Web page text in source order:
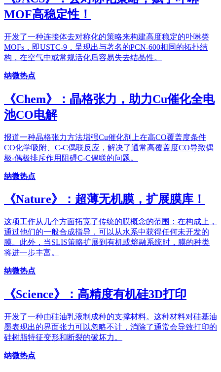
MOF高稳定性！
开发了一种连接体去对称化的策略来构建高度稳定的卟啉类
MOFs，即USTC-9，呈现出与著名的PCN-600相同的拓扑结
构，在空气中或常规活化后容易失去结晶性。
纳微热点
《Chem》：晶格张力，助力Cu催化全电
池CO电解
报道一种晶格张力方法增强Cu催化剂上在高CO覆盖度条件
CO化学吸附、C-C偶联反应，解决了通常高覆盖度CO导致偶
极-偶极排斥作用阻碍C-C偶联的问题。
纳微热点
《Nature》：超薄无机膜，扩展膜库！
这项工作从几个方面拓宽了传统的膜概念的范围：在构成上，
通过他们的一般合成指导，可以从水系中获得任何未开发的
膜。此外，当SLIS策略扩展到有机或熔融系统时，膜的种类
将进一步丰富。
纳微热点
《Science》：高精度有机硅3D打印
开发了一种由硅油乳液制成种的支撑材料。这种材料对硅基油
墨表现出的界面张力可以忽略不计，消除了通常会导致打印的
硅树脂特征变形和断裂的破坏力。
纳微热点